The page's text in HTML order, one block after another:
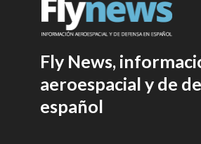
Fly News,
aeroespacial y de
español